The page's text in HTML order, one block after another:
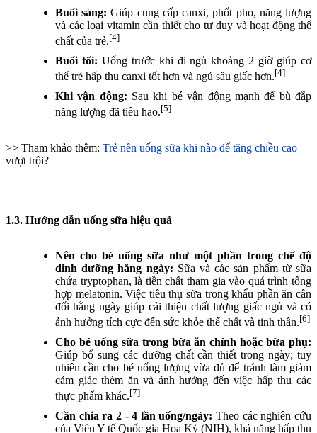
Buổi sáng:Giúp cung cấp canxi, phốt pho, năng lượng
và các loại vitamin cần thiết cho tư duy và hoạt động thể
chất của trẻ.[4]
Buổi tối: Uống trước khi đi ngủ khoảng 2 giờ giúp cơ
thể trẻ hấp thu canxi tốt hơn và ngủ sâu giấc hơn.[4]
Khi vận động: Sau khi bé vận động mạnh để bù đắp
năng lượng đã tiêu hao.[5]
>> Tham khảo thêm: Trẻ nên uống sữa khi nào để tăng chiều cao
vượt trội?
1.3. Hướng dẫn uống sữa hiệu quả
Nên cho bé uống sữa như một phần trong chế độ
dinh dưỡng hằng ngày: Sữa và các sản phẩm từ sữa
chứa tryptophan, là tiền chất tham gia vào quá trình tổng
hợp melatonin. Việc tiêu thụ sữa trong khẩu phần ăn cân
đối hằng ngày giúp cải thiện chất lượng giấc ngủ và có
ảnh hưởng tích cực đến sức khỏe thể chất và tinh thần.[6]
Cho bé uống sữa trong bữa ăn chính hoặc bữa phụ:
Giúp bổ sung các dưỡng chất cần thiết trong ngày; tuy
nhiên cần cho bé uống lượng vừa đủ để tránh làm giảm
cảm giác thèm ăn và ảnh hưởng đến việc hấp thu các
thực phẩm khác.[7]
Cần chia ra 2 - 4 lần uống/ngày: Theo các nghiên cứu
của Viện Y tế Quốc gia Hoa Kỳ (NIH), khả năng hấp thu